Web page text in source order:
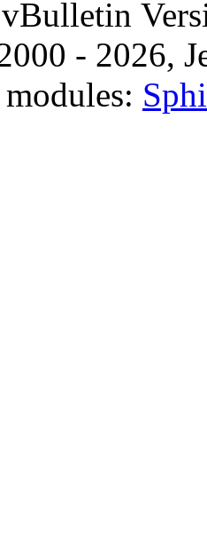
- 2026,